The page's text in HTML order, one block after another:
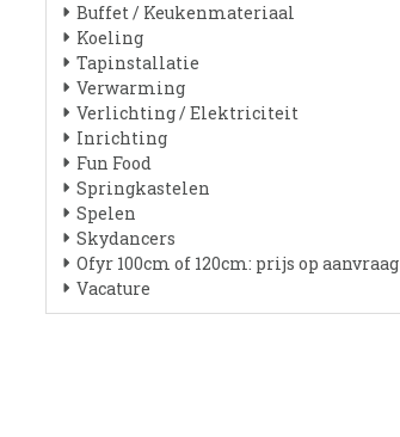
Buffet / Keukenmateriaal
Koeling
Tapinstallatie
Verwarming
Verlichting / Elektriciteit
Inrichting
Fun Food
Springkastelen
Spelen
Skydancers
Ofyr 100cm of 120cm: prijs op aanvraag
Vacature